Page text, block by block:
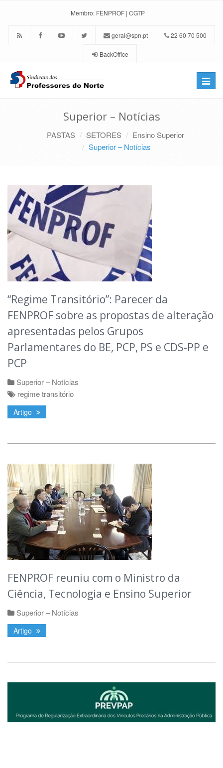
Membro: FENPROF | CGTP
geral@spn.pt 22 60 70 500
BackOffice
Toggle
Superior – Notícias
PASTAS SETORES
Ensino Superior
Superior – Notícias
“Regime Transitório”: Parecer da
FENPROF sobre as propostas de alteração
apresentadas pelos Grupos
Parlamentares do BE, PCP, PS e CDS-PP e
PCP
Superior – Notícias
regime transitório
Artigo
FENPROF reuniu com o Ministro da
Ciência, Tecnologia e Ensino Superior
Superior – Notícias
Artigo